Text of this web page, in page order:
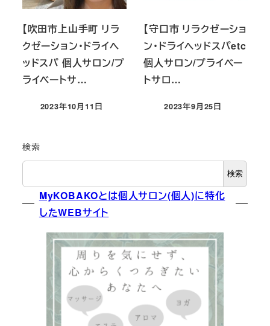
【吹田市上山手町 リラ
クゼーション・ドライヘ
ッドスパ 個人サロン/プ
ライベートサ…
投稿日
2023年10月11日
【守口市 リラクゼーショ
ン・ドライヘッドスパetc
個人サロン/プライベー
トサロ…
投稿日
2023年9月25日
検索
検索
MyKOBAKOとは個人サロン(個人)に特化
したWEBサイト